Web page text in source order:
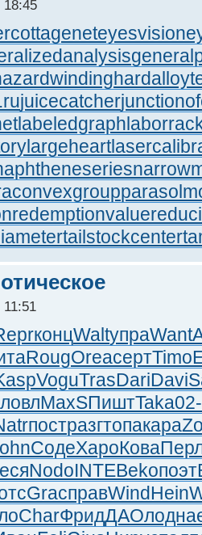
18:45
cottageneteyesvision
juicecatcher
labeledgraph
largeheart
redemptionvalue
tailstockcenter
концWaltупраWant
RougOreaсертTimo
VoguTrasDariDavi
ловлMaxSПиштTaka02-
постразгтопакара
СодеХароКова
NodoINTEBekoпоэт
GracправWindHein
CharФридДАОлодна